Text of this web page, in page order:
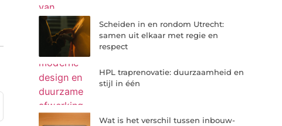
Scheiden in en rondom Utrecht:
samen uit elkaar met regie en
respect
HPL traprenovatie: duurzaamheid en
stijl in één
Wat is het verschil tussen inbouw-